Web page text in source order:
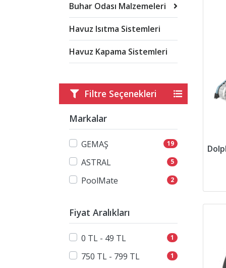
Buhar Odası Malzemeleri
Havuz Isıtma Sistemleri
Havuz Kapama Sistemleri
Filtre Seçenekleri
Markalar
GEMAŞ 19
ASTRAL 5
PoolMate 2
Fiyat Aralıkları
0 TL - 49 TL 1
750 TL - 799 TL 1